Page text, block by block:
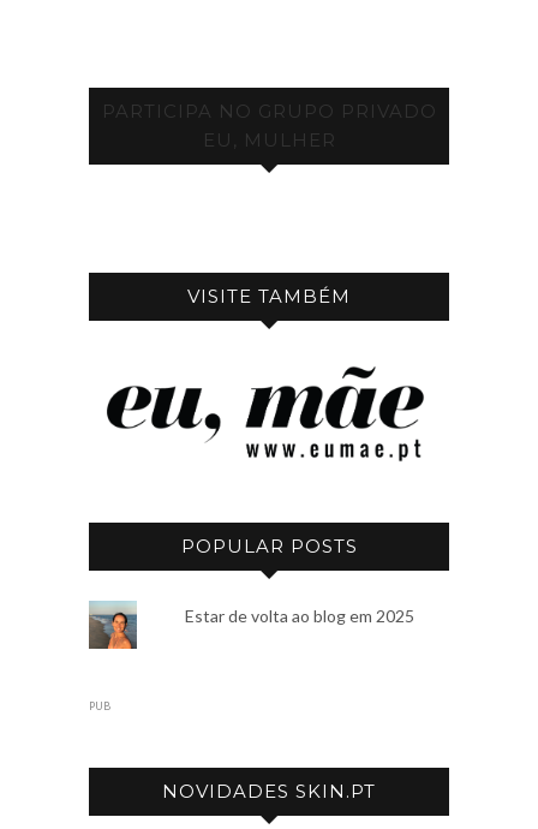
PARTICIPA NO GRUPO PRIVADO
EU, MULHER
VISITE TAMBÉM
POPULAR POSTS
Estar de volta ao blog em 2025
PUB
NOVIDADES SKIN.PT